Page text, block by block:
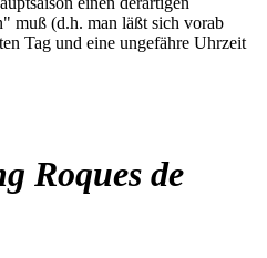
muß (d.h. man läßt sich vorab
Tag und eine ungefähre Uhrzeit
Roques de